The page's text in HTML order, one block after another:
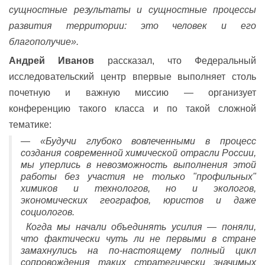
сущностные результаты и сущностные процессы
развития территории: это человек и его
благополучие».
Андрей Иванов рассказал, что Федеральный
исследовательский центр впервые выполняет столь
почетную и важную миссию — организует
конференцию такого класса и по такой сложной
тематике:
— «Будучи глубоко вовлеченными в процесс
создания современной химической отрасли России,
мы уперлись в невозможность выполнения этой
работы без участия не только "профильных"
химиков и технологов, но и экологов,
экономических географов, юристов и даже
социологов.
Когда мы начали объединять усилия — поняли,
что фактически чуть ли не первыми в стране
замахнулись на по-настоящему полный цикл
сопровождения таких стратегически значимых